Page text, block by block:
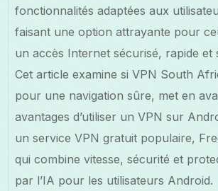
fonctionnalités adaptées aux
faisant une option attrayante pour
un accès Internet sécurisé, rapide et
Cet article examine si VPN South
pour une navigation sûre, met en
avantages d’utiliser un VPN sur
un service VPN gratuit populaire,
qui combine vitesse, sécurité et
par l’IA pour les utilisateurs Android.